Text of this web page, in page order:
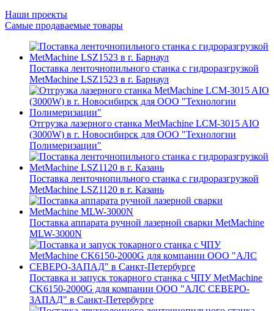
Наши проекты
Самые продаваемые товары
Поставка ленточнопильного станка c гидроразгрузкой
MetMachine LSZ1523 в г. Барнаул
Отгрузка лазерного станка MetMachine LCM-3015 AIO
(3000W) в г. Новосибирск для ООО "Технологии
Полимеризации"
Поставка ленточнопильного станка c гидроразгрузкой
MetMachine LSZ1120 в г. Казань
Поставка аппарата ручной лазерной сварки MetMachine
MLW-3000N
Поставка и запуск токарного станка с ЧПУ MetMachine
CK6150-2000G для компании ООО "АЛС СЕВЕРО-
ЗАПАД" в Санкт-Петербурге